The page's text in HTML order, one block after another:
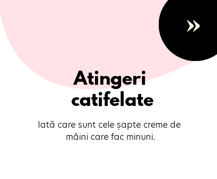
»
Atingeri
catifelate
Iată care sunt cele șapte creme de
mâini care fac minuni.